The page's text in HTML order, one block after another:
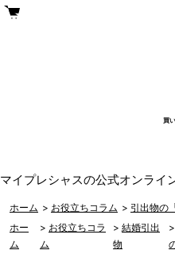
買
マイプレシャスの公式オンライ
ホーム > お役立ちコラム > 引出物の
ホー
ム
> お役立ちコラ
ム
>結婚引出
物
>